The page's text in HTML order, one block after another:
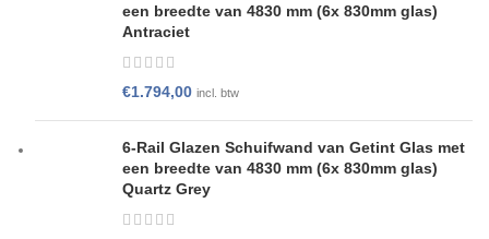
een breedte van 4830 mm (6x 830mm glas)
Antraciet
€1.794,00 incl. btw
6-Rail Glazen Schuifwand van Getint Glas met
een breedte van 4830 mm (6x 830mm glas)
Quartz Grey